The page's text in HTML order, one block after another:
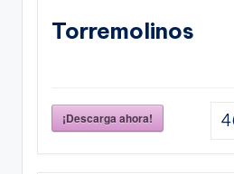
Torremolinos
¡Descarga ahora!